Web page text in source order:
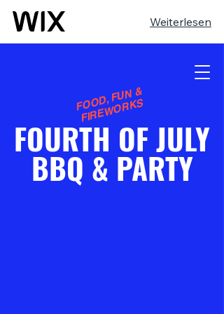
Weiterlesen